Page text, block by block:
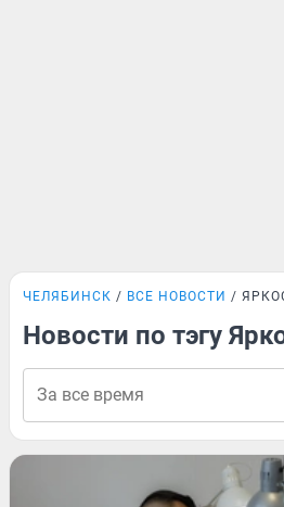
ЧЕЛЯБИНСК ВСЕ НОВОСТИ
Новости по тэгу